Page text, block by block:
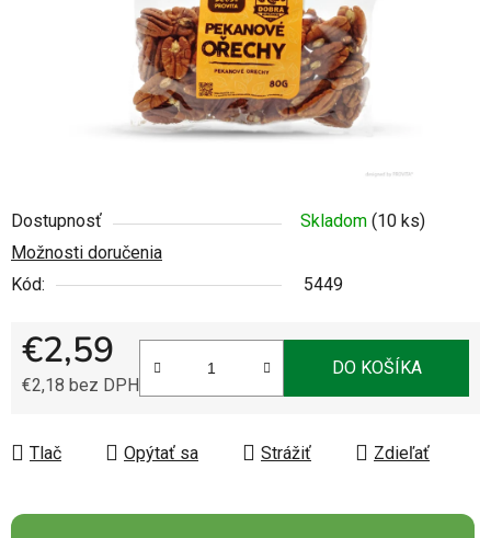
Dostupnosť Skladom (10 ks)
Možnosti doručenia
Kód:
5449
€2,59
€2,18 bez DPH
DO KOŠÍKA
Tlač Opýtať sa Strážiť Zdieľať